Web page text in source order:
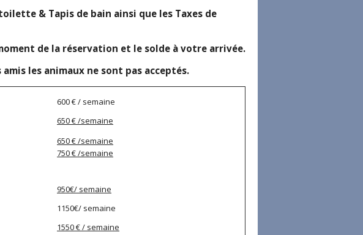
& Tapis de bain ainsi que les Taxes de
de la réservation et le solde à votre arrivée.
les animaux ne sont pas acceptés.
600 € / semaine
650 € /semaine
650 € /semaine
750 € /semaine
950€/ semaine
1150€/ semaine
1550 € / semaine